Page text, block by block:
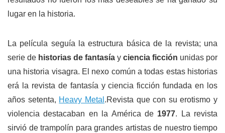
lugar en la historia.
La película seguía la estructura básica de la revista; una
serie de historias de fantasía y ciencia ficción unidas por
una historia visagra. El nexo común a todas estas historias
erá la revista de fantasía y ciencia ficción fundada en los
años setenta, Heavy Metal .Revista que con su erotismo y
violencia destacaban en la América de 1977. La revista
sirvió de trampolín para grandes artistas de nuestro tiempo